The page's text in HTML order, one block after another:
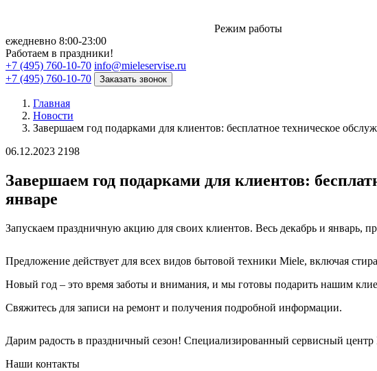
Режим работы
eжедневно 8:00-23:00
Работаем в праздники!
+7 (495) 760-10-70 info@mieleservise.ru
+7 (495) 760-10-70
Заказать звонок
Главная
Новости
Завершаем год подарками для клиентов: бесплатное техническое
06.12.2023 2198
Завершаем год подарками для клиентов:
январе
Запускаем праздничную акцию для своих клиентов. Весь декабрь и январь,
Предложение действует для всех видов бытовой техники Miele, включая
Новый год – это время заботы и внимания, и мы готовы подарить нашим
Свяжитесь для записи на ремонт и получения подробной информации.
Дарим радость в праздничный сезон! Специализированный сервисный центр
Наши контакты